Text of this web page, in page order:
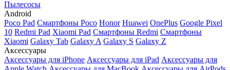
Пылесосы
Android
Poco Pad Смартфоны Poco Honor Huawei OnePlus Google Pixel
10 Redmi Pad Xiaomi Pad Смартфоны Redmi Смартфоны
Xiaomi Galaxy Tab Galaxy A Galaxy S Galaxy Z
Аксессуары
Аксессуары для iPhone Аксессуары для iPad Аксессуары для